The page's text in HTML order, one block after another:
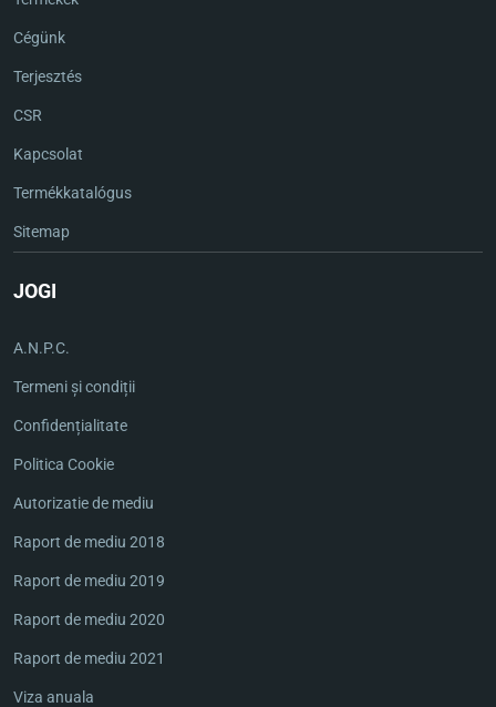
Cégünk
Terjesztés
CSR
Kapcsolat
Termékkatalógus
Sitemap
JOGI
A.N.P.C.
Termeni și condiții
Confidențialitate
Politica Cookie
Autorizatie de mediu
Raport de mediu 2018
Raport de mediu 2019
Raport de mediu 2020
Raport de mediu 2021
Viza anuala